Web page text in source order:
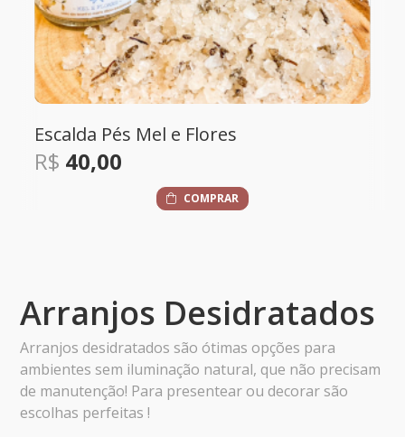
Vela Aromática - Quintal da Bel
R$110,00
COMPRAR
Arranjos Desidratados
Arranjos desidratados são ótimas opções para
ambientes sem iluminação natural, que não precisam
de manutenção! Para presentear ou decorar são
escolhas perfeitas !